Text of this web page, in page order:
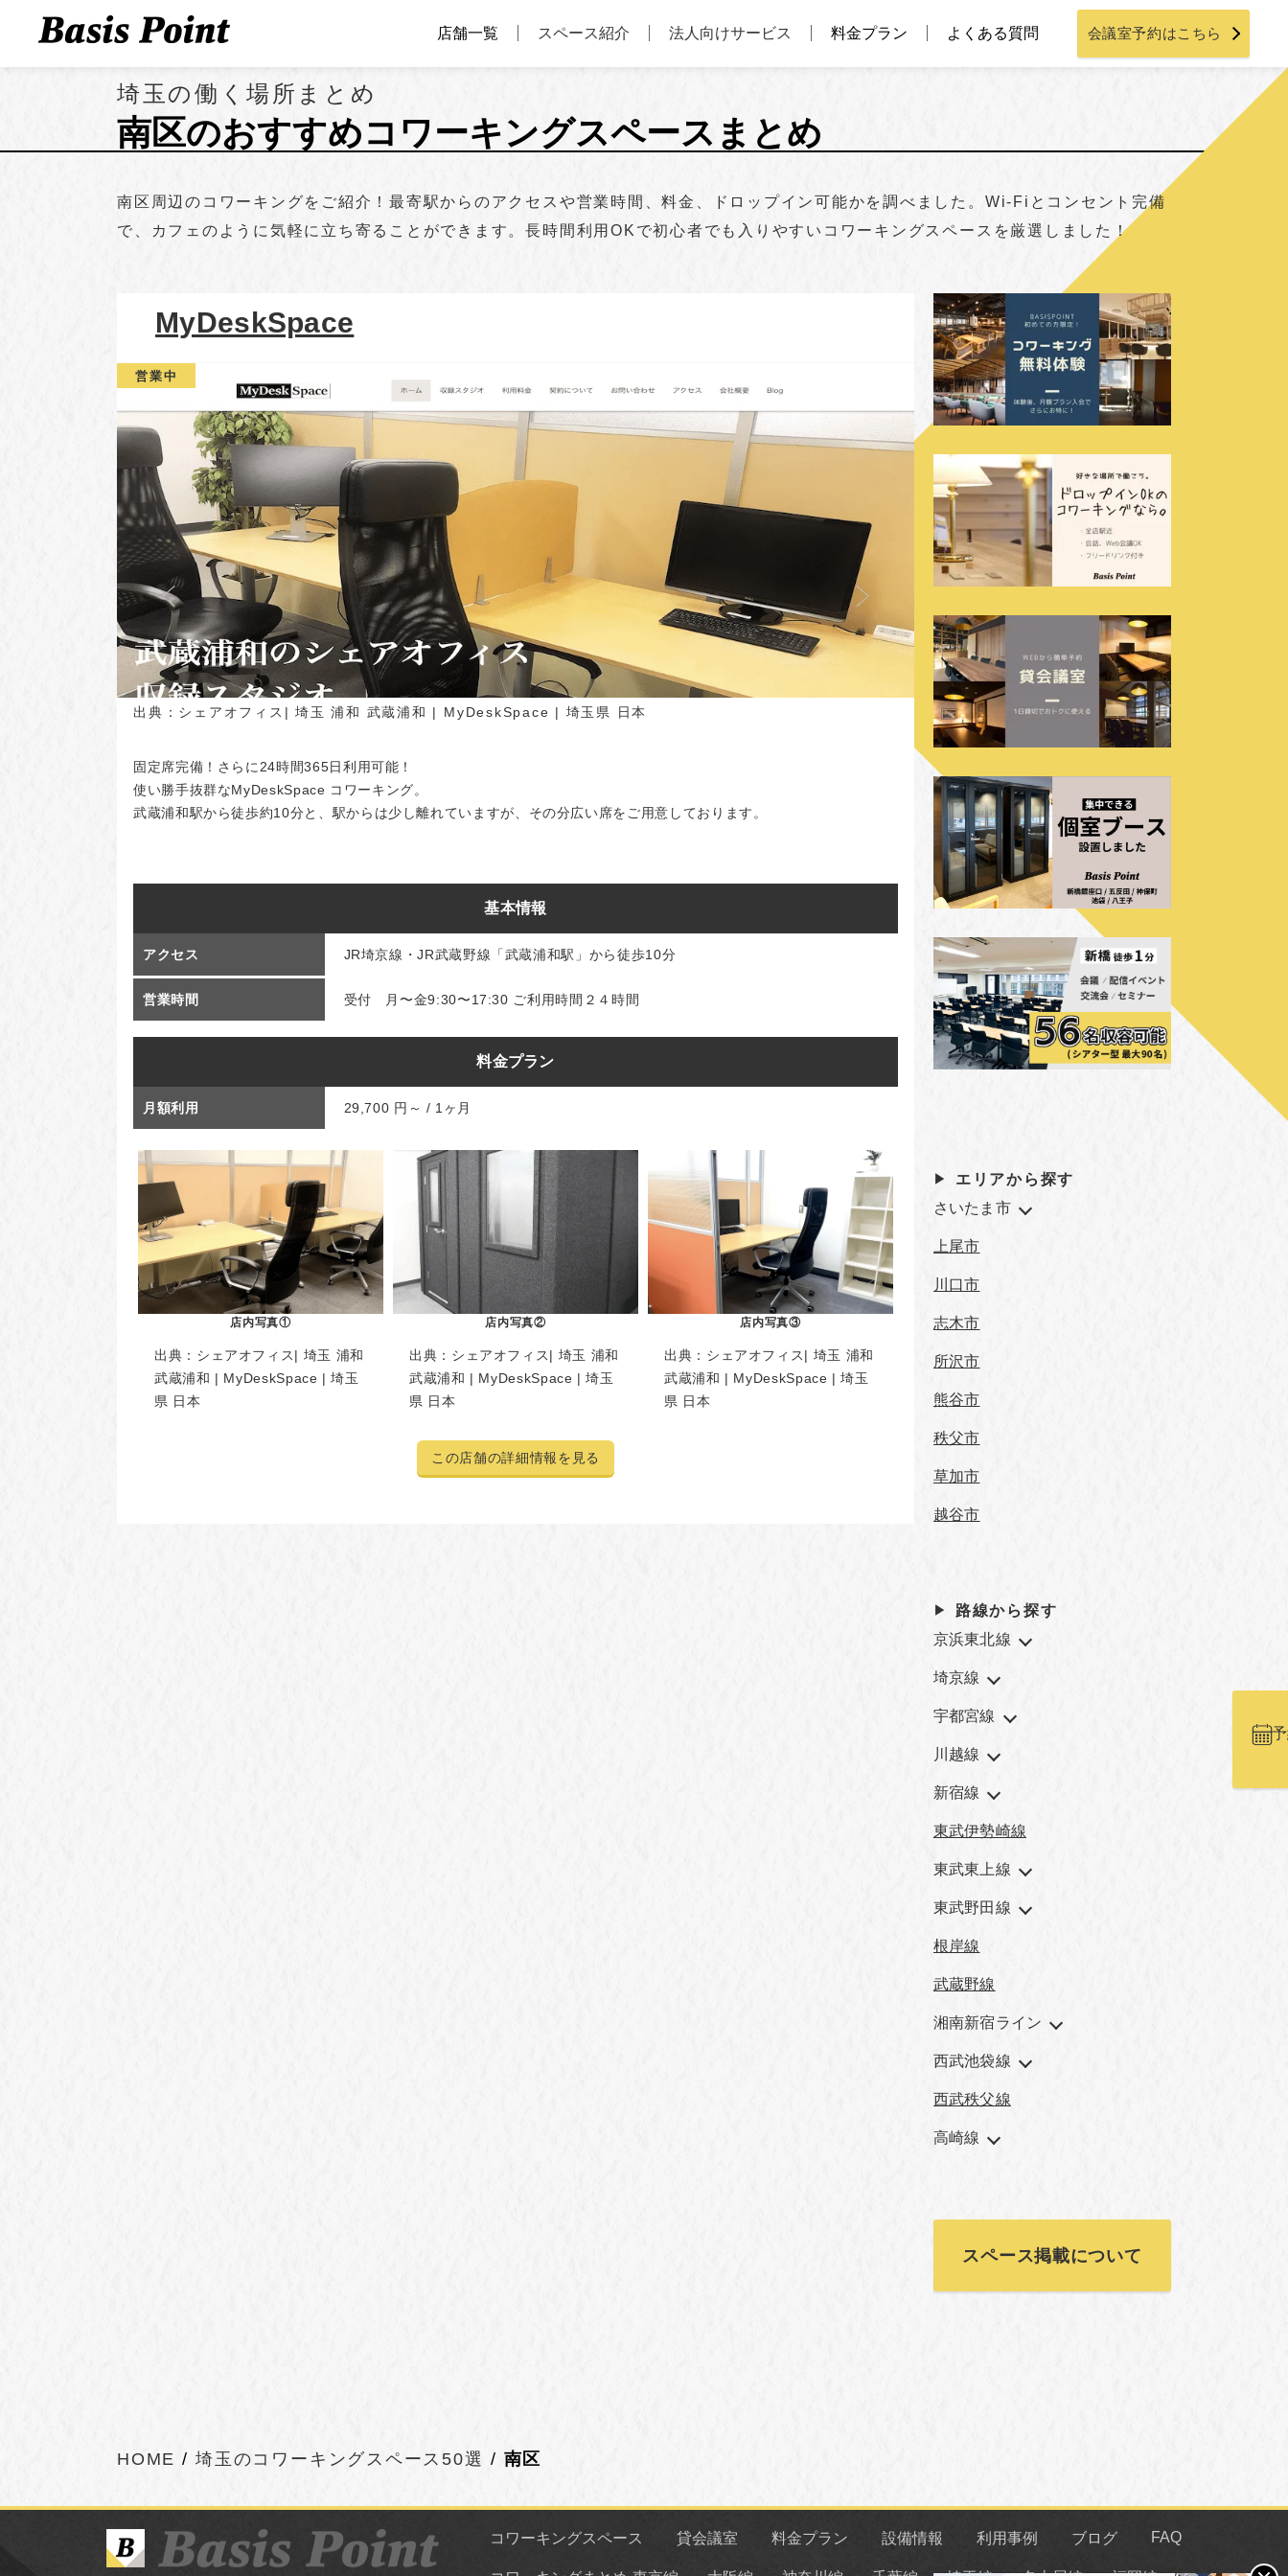
店舗一覧 スペース紹介 法人向けサービス 料金プラン よくある質問 会議室予約はこちら
埼玉の働く場所まとめ
南区のおすすめコワーキングスペースまとめ
南区周辺のコワーキングをご紹介！最寄駅からのアクセスや営業時間、料金、ドロップイン可能かを調べました。Wi-Fiとコンセント完備
で、カフェのように気軽に立ち寄ることができます。長時間利用OKで初心者でも入りやすいコワーキングスペースを厳選しました！
MyDeskSpace
営業中
出典： シェアオフィス| 埼玉 浦和 武蔵浦和 | MyDeskSpace | 埼玉県 日本
固定席完備！さらに24時間365日利用可能！
使い勝手抜群なMyDeskSpace コワーキング。
武蔵浦和駅から徒歩約10分と、駅からは少し離れていますが、その分広い席をご用意しております。
基本情報
アクセス JR埼京線・JR武蔵野線「​武蔵浦和駅」から徒歩10分
営業時間 受付 月〜金9:30〜17:30 ご利用時間２４時間
料金プラン
月額利用 29,700 円～ / 1ヶ月
店内写真①
出典： シェアオフィス| 埼玉 浦和
武蔵浦和 | MyDeskSpace | 埼玉
県 日本
店内写真②
出典： シェアオフィス| 埼玉 浦和
武蔵浦和 | MyDeskSpace | 埼玉
県 日本
店内写真③
出典： シェアオフィス| 埼玉 浦和
武蔵浦和 | MyDeskSpace | 埼玉
県 日本
この店舗の詳細情報を見る
エリアから探す
さいたま市
上尾市
川口市
志木市
所沢市
熊谷市
秩父市
草加市
越谷市
路線から探す
京浜東北線
埼京線
宇都宮線
川越線
新宿線
東武伊勢崎線
東武東上線
東武野田線
根岸線
武蔵野線
湘南新宿ライン
西武池袋線
西武秩父線
高崎線
スペース掲載について
HOME 埼玉のコワーキングスペース50選 南区
コワーキングスペース 貸会議室 料金プラン 設備情報 利用事例 ブログ FAQ